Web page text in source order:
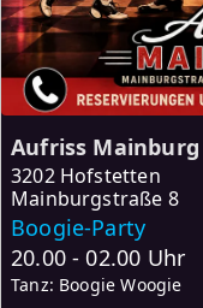
Aufriss Mainburg
3202 Hofstetten
Mainburgstraße 8
Boogie-Party
20.00 - 02.00 Uhr
Tanz: Boogie Woogie